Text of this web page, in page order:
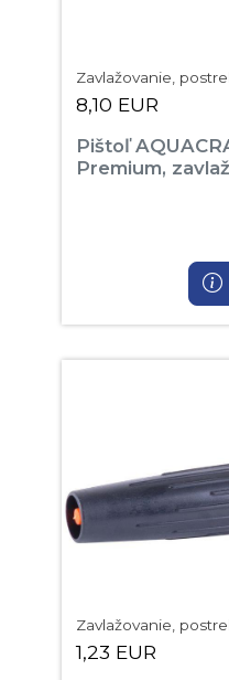
Zavlažovanie,
8,10 EUR
Pištoľ
Premium,
Zavlažovanie,
1,23 EUR